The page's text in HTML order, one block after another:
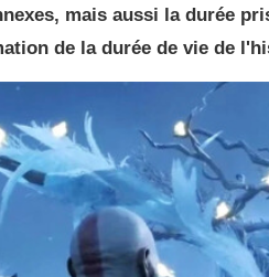
mais aussi la durée
de la durée de vie de